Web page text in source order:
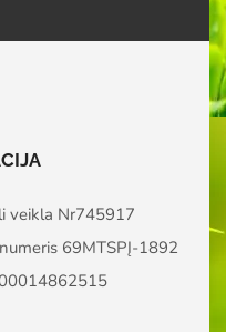
veikla Nr745917
69MTSPĮ-1892